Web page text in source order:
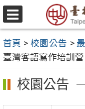
跳
至
要
內
容
區
選
單
首頁 > 校園公告 >
臺灣客語寫作培訓營
校園公告